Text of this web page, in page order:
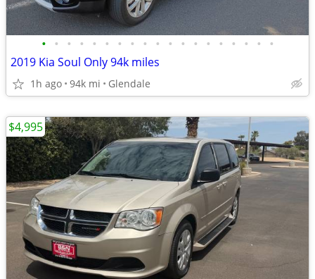
• • • • • • • • • • • • • • • • • • •
2019 Kia Soul Only 94k miles
1h ago 94k mi Glendale
$4,995